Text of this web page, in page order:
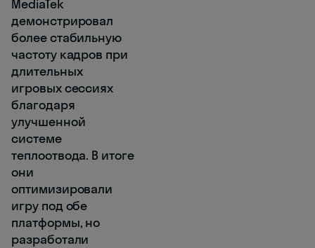
MediaTek
демонстрировал
более стабильную
частоту кадров при
длительных
игровых сессиях
благодаря
улучшенной
системе
теплоотвода. В итоге
они
оптимизировали
игру под обе
платформы, но
разработали